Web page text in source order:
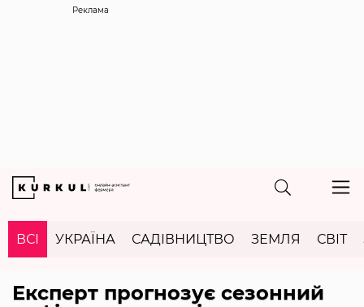
Реклама
ВСІ УКРАЇНА САДІВНИЦТВО ЗЕМЛЯ СВІТ
Експерт прогнозує сезонний